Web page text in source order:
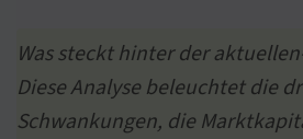
Was steckt hinter der
Diese Analyse beleuchtet die
Schwankungen, die